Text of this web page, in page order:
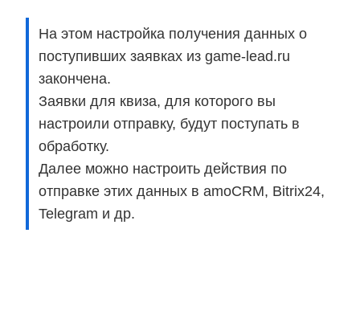
На этом настройка получения данных о
поступивших заявках из game-lead.ru
закончена.
Заявки для квиза, для которого вы
настроили отправку, будут поступать в
обработку.
Далее можно настроить действия по
отправке этих данных в amoCRM, Bitrix24,
Telegram и др.